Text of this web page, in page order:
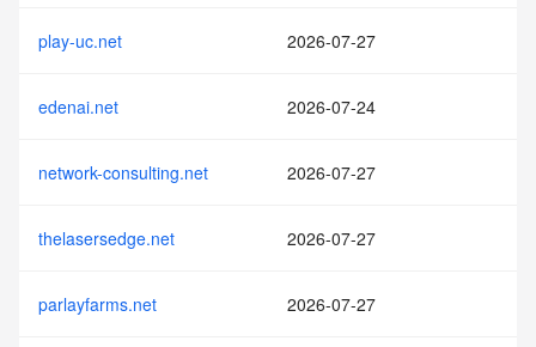
play-uc.net 2026-07-27
edenai.net 2026-07-24
network-consulting.net 2026-07-27
thelasersedge.net 2026-07-27
parlayfarms.net 2026-07-27